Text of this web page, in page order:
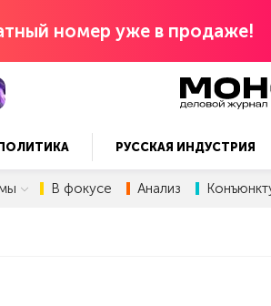
номер уже в продаже!
РУССКАЯ ИНДУСТРИЯ
В фокусе Анализ